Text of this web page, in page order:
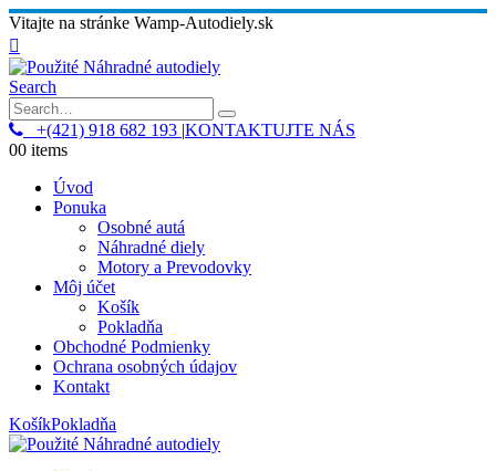
Vitajte na stránke Wamp-Autodiely.sk
Search
+(421) 918 682 193 |KONTAKTUJTE NÁS
00 items
Úvod
Ponuka
Osobné autá
Náhradné diely
Motory a Prevodovky
Môj účet
Košík
Pokladňa
Obchodné Podmienky
Ochrana osobných údajov
Kontakt
KošíkPokladňa